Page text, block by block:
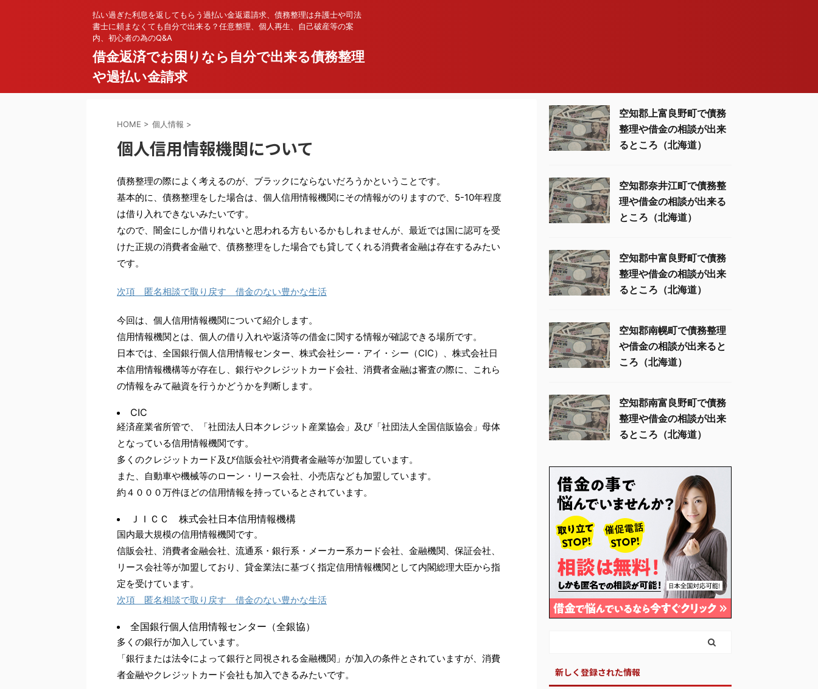
払い過ぎた利息を返してもらう過払い金返還請求、債務整理は弁護士や司法
書士に頼まなくても自分で出来る？任意整理、個人再生、自己破産等の案
内、初心者の為のQ&A
借金返済でお困りなら自分で出来る債務整理
や過払い金請求
HOME > 個人情報 >
個人信用情報機関について
債務整理の際によく考えるのが、ブラックにならないだろうかということです。
基本的に、債務整理をした場合は、個人信用情報機関にその情報がのりますので、5-10年程度
は借り入れできないみたいです。
なので、闇金にしか借りれないと思われる方もいるかもしれませんが、最近では国に認可を受
けた正規の消費者金融で、債務整理をした場合でも貸してくれる消費者金融は存在するみたい
です。
次項 匿名相談で取り戻す 借金のない豊かな生活
今回は、個人信用情報機関について紹介します。
信用情報機関とは、個人の借り入れや返済等の借金に関する情報が確認できる場所です。
日本では、全国銀行個人信用情報センター、株式会社シー・アイ・シー（CIC）、株式会社日
本信用情報機構等が存在し、銀行やクレジットカード会社、消費者金融は審査の際に、これら
の情報をみて融資を行うかどうかを判断します。
CIC
経済産業省所管で、「社団法人日本クレジット産業協会」及び「社団法人全国信販協会」母体
となっている信用情報機関です。
多くのクレジットカード及び信販会社や消費者金融等が加盟しています。
また、自動車や機械等のローン・リース会社、小売店なども加盟しています。
約４０００万件ほどの信用情報を持っているとされています。
ＪＩＣＣ 株式会社日本信用情報機構
国内最大規模の信用情報機関です。
信販会社、消費者金融会社、流通系・銀行系・メーカー系カード会社、金融機関、保証会社、
リース会社等が加盟しており、貸金業法に基づく指定信用情報機関として内閣総理大臣から指
定を受けています。
次項 匿名相談で取り戻す 借金のない豊かな生活
全国銀行個人信用情報センター（全銀協）
多くの銀行が加入しています。
「銀行または法令によって銀行と同視される金融機関」が加入の条件とされていますが、消費
者金融やクレジットカード会社も加入できるみたいです。
空知郡上富良野町で債務
整理や借金の相談が出来
るところ（北海道）
空知郡奈井江町で債務整
理や借金の相談が出来る
ところ（北海道）
空知郡中富良野町で債務
整理や借金の相談が出来
るところ（北海道）
空知郡南幌町で債務整理
や借金の相談が出来ると
ころ（北海道）
空知郡南富良野町で債務
整理や借金の相談が出来
るところ（北海道）
新しく登録された情報